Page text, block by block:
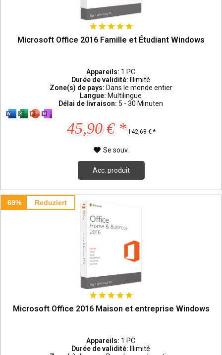
Microsoft Office 2016 Famille et Étudiant Windows
Appareils: 1 PC
Durée de validité:
Illimité
Zone(s) de pays: Dans le monde entier
Langue: Multilingue
Délai de livraison: 5 - 30 Minuten
45,90 € * 142,68 € *
Se souv.
Acc. produit
69% Reduziert
Microsoft Office 2016 Maison et entreprise Windows
Appareils: 1 PC
Durée de validité:
Illimité